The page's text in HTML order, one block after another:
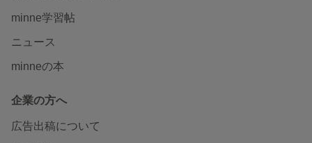
minne学習帖
ニュース
minneの本
企業の方へ
広告出稿について